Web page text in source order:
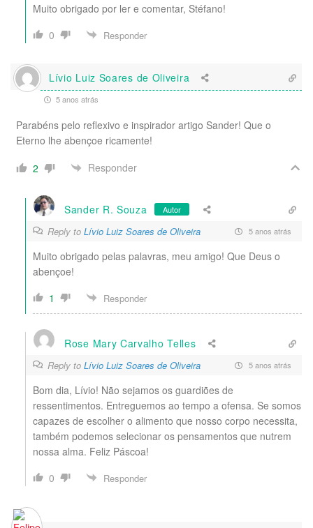
Muito obrigado por ler e comentar, Stéfano!
0
Responder
Lívio Luiz Soares de Oliveira
5 anos atrás
Parabéns pelo reflexivo e inspirador artigo Sander! Que o
Eterno lhe abençoe ricamente!
2
Responder
Sander R. Souza Autor
Reply to Lívio Luiz Soares de Oliveira 5 anos atrás
Muito obrigado pelas palavras, meu amigo! Que Deus o
abençoe!
1
Responder
Rose Mary Carvalho Telles
Reply to Lívio Luiz Soares de Oliveira 5 anos atrás
Bom dia, Lívio! Não sejamos os guardiões de
ressentimentos. Entreguemos ao tempo a ofensa. Se somos
capazes de escolher o alimento que nosso corpo necessita,
também podemos selecionar os pensamentos que nutrem
nossa alma. Feliz Páscoa!
0
Responder